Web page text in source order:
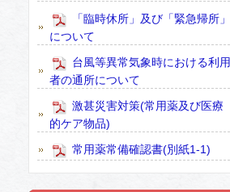
「臨時休所」及び「緊急帰所」
について
台風等異常気象時における利用
者の通所について
激甚災害対策(常用薬及び医療
的ケア物品)
常用薬常備確認書(別紙1-1)